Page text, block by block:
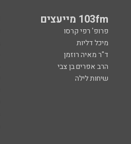
103fm מייעצים
פרופ' רפי קרסו
מיכל דליות
ד"ר מאיה רוזמן
הרב אפרים בן צבי
שיחות לילה